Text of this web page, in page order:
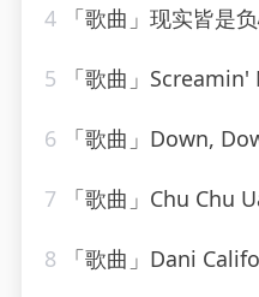
4 「歌曲」现实皆是
5 「歌曲」Screamin'
6 「歌曲」Down,
7 「歌曲」Chu Chu
8 「歌曲」Dani